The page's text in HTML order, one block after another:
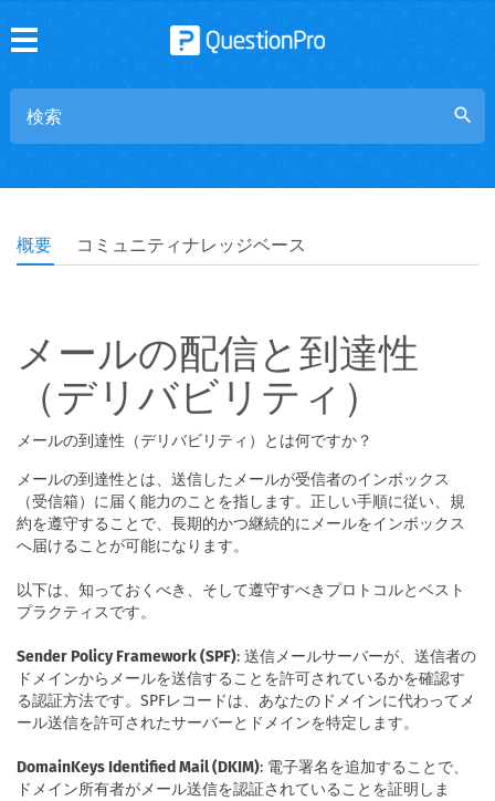
search
概要 コミュニティナレッジベース
メールの配信と到達性
（デリバビリティ）
メールの到達性（デリバビリティ）とは何ですか？
メールの到達性とは、送信したメールが受信者のインボックス
（受信箱）に届く能力のことを指します。正しい手順に従い、規
約を遵守することで、長期的かつ継続的にメールをインボックス
へ届けることが可能になります。
以下は、知っておくべき、そして遵守すべきプロトコルとベスト
プラクティスです。
Sender Policy Framework (SPF): 送信メールサーバーが、送信者の
ドメインからメールを送信することを許可されているかを確認す
る認証方法です。SPFレコードは、あなたのドメインに代わってメ
ール送信を許可されたサーバーとドメインを特定します。
DomainKeys Identified Mail (DKIM): 電子署名を追加することで、
ドメイン所有者がメール送信を認証されていることを証明しま